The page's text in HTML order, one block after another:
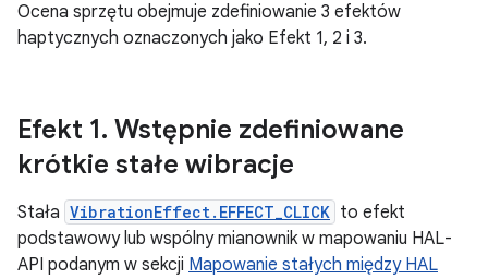
Ocena sprzętu obejmuje zdefiniowanie 3 efektów
haptycznych oznaczonych jako Efekt 1, 2 i 3.
Efekt 1. Wstępnie zdefiniowane
krótkie stałe wibracje
Stała VibrationEffect.EFFECT_CLICK to efekt
podstawowy lub wspólny mianownik w mapowaniu HAL-
API podanym w sekcji Mapowanie stałych między HAL